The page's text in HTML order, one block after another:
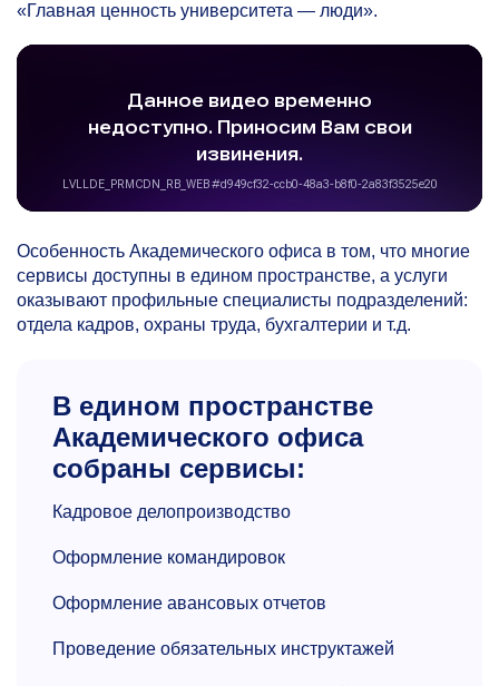
«Главная ценность университета — люди».
Особенность Академического офиса в том, что многие
сервисы доступны в едином пространстве, а услуги
оказывают профильные специалисты подразделений:
отдела кадров, охраны труда, бухгалтерии и т.д.
В едином пространстве
Академического офиса
собраны сервисы:
Кадровое делопроизводство
Оформление командировок
Оформление авансовых отчетов
Проведение обязательных инструктажей